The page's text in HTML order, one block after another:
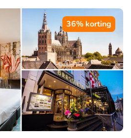
36% korting